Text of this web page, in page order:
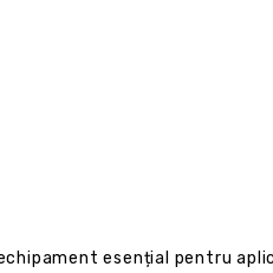
esențial pentru